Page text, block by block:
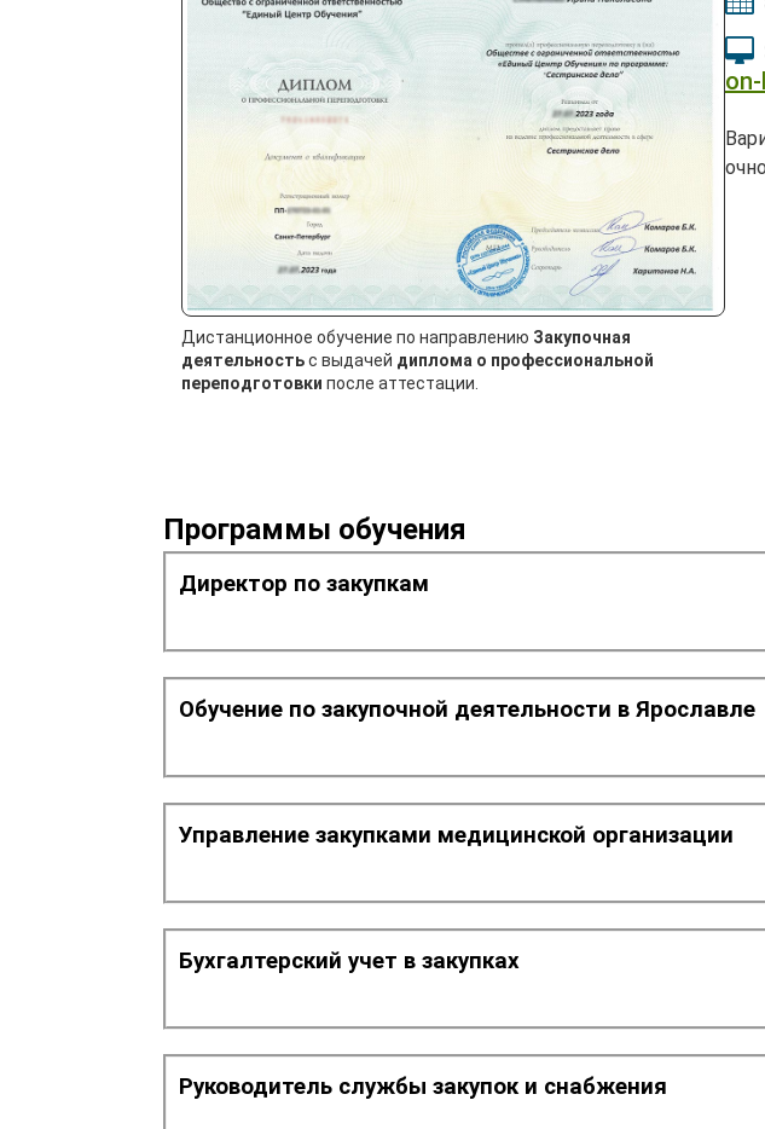
Дистанционное обучение по направлению Закупочная
деятельностьс выдачей диплома о профессиональной
переподготовки после аттестации.
Программы обучения
Директор по закупкам
Обучение по закупочной деятельности в Ярославле
Управление закупками медицинской организации
Бухгалтерский учет в закупках
Руководитель службы закупок и снабжения